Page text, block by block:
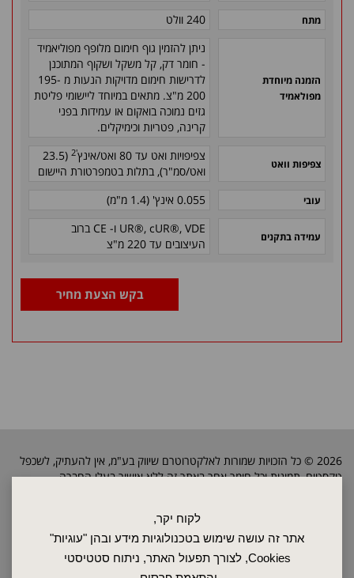
לקוח יקר,
אתר זה עושה שימוש בטכנולוגיות מידע ובהן "עוגיות"
Cookies, לצורך תפעול האתר, ניתוח סטטיסטי
מתח 240 וולט
הזמנה מיוחדת
מפולאמיד
ניתן להזמין גוף חימום מלופף מפוליאמיד
- חומר דק, קל משקל ושקוף המתוכנן
לדרישות חימום מדויקות הנעות מ 195-
200 מ"צ. מתאים במיוחד ליישומי פליטת
גזים נמוכה בואקום או עמידות בפני
קרינה, פטריות וכימיקלים.
צפיפות וואט
צפיפויות ואט עד 80 ואט/אינץ '2
(23.5
ואט/סמ"ר), בתלות בטמפרטורת היישום
עובי 0.055 אינץ' (1.4 מ"מ)
עמידה בתקנים
UR®, cUR®, VDE ו- CE ברוב
העיצובים עד 220 מ"צ
בקש הצעת מחיר
2026 © כל הזכויות שמורות לאלקטרוטרם שיווק בע"מ, אין להעתיק, לשכפל
טקסטים, תמונות וכל חומר אחר באתר זה ללא אישור בעלי החברה.
שרות ותחזוקה